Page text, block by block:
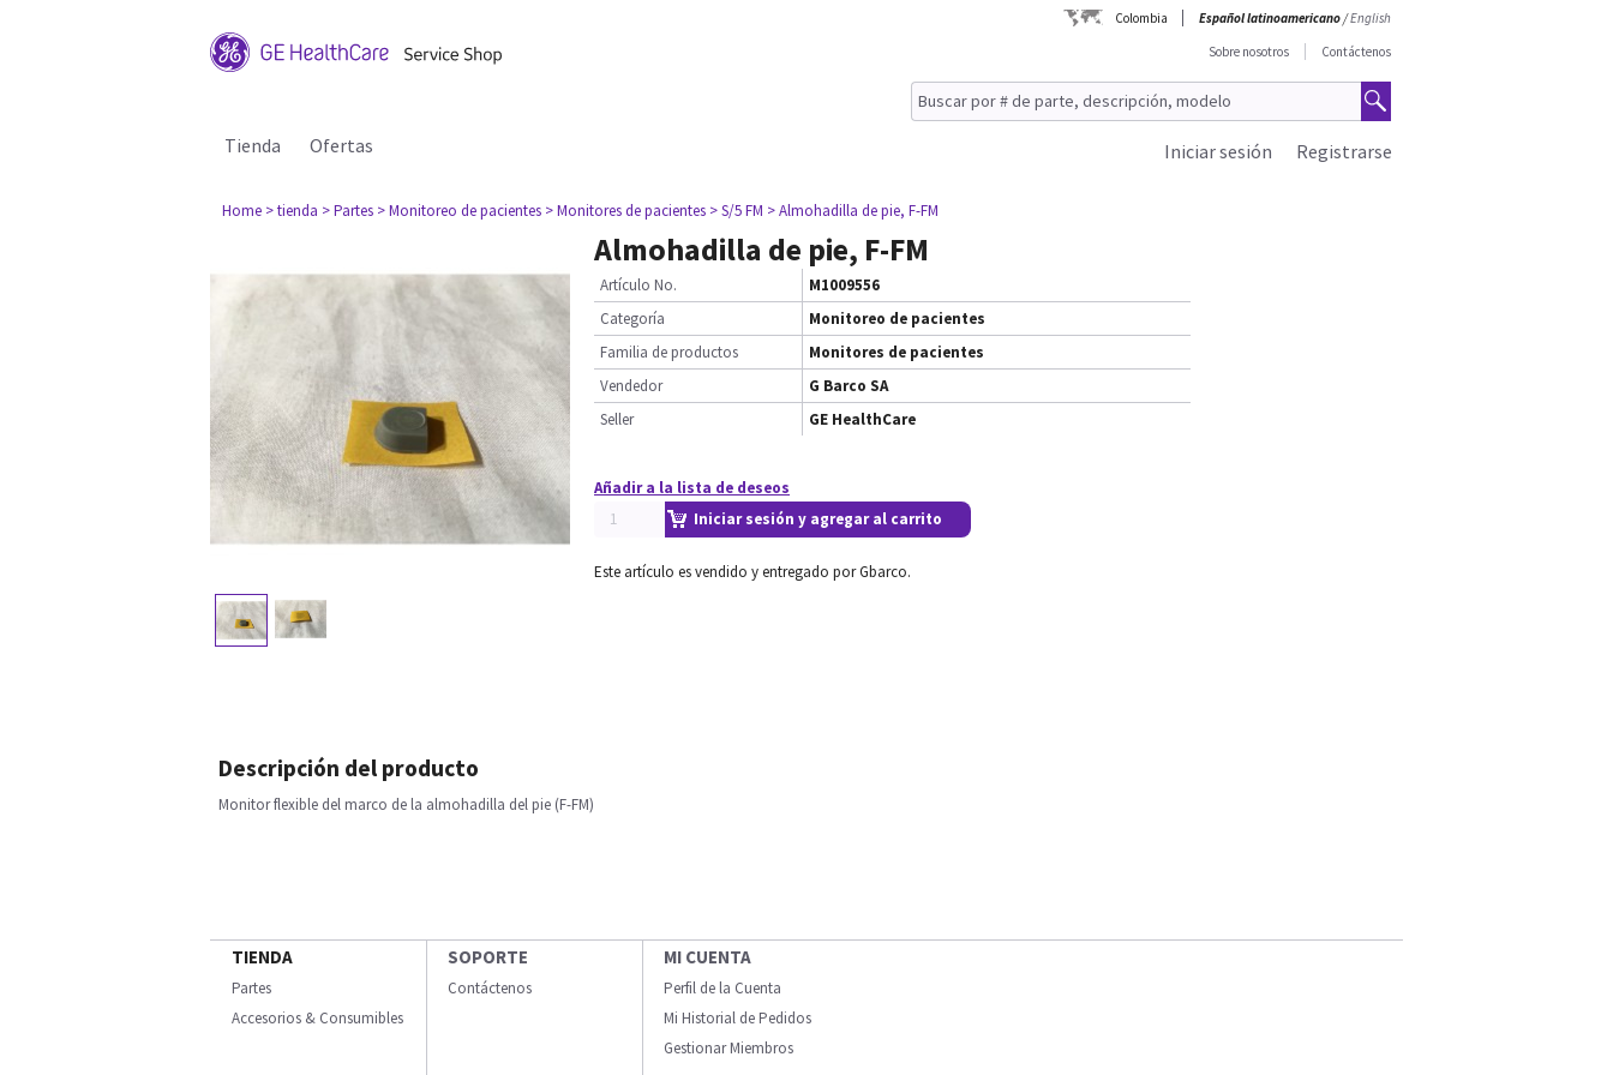
Colombia Español latinoamericano/English
Sobre nosotros
Contáctenos
Tienda Ofertas Registrarse
Iniciar sesión
Home > tienda > Partes > Monitoreo de pacientes > Monitores de pacientes > S/5 FM > Almohadilla de pie, F-FM
Almohadilla de pie, F-FM
Artículo No.
M1009556
Categoría
Monitoreo de pacientes
Familia de productos
Monitores de pacientes
Vendedor
G Barco SA
Seller
GE HealthCare
Añadir a la lista de deseos
Iniciar sesión y agregar al carrito
Este artículo es vendido y entregado por Gbarco.
Descripción del producto
Monitor flexible del marco de la almohadilla del pie (F-FM)
TIENDA
Partes
Accesorios & Consumibles
SOPORTE
Contáctenos
MI CUENTA
Perfil de la Cuenta
Mi Historial de Pedidos
Gestionar Miembros